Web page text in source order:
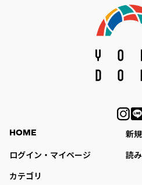
HOME 新
ログイン・マイページ 読
カテゴリ